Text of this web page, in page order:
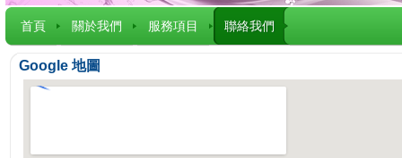
首頁 關於我們 服務項目 聯絡我們
Google 地圖